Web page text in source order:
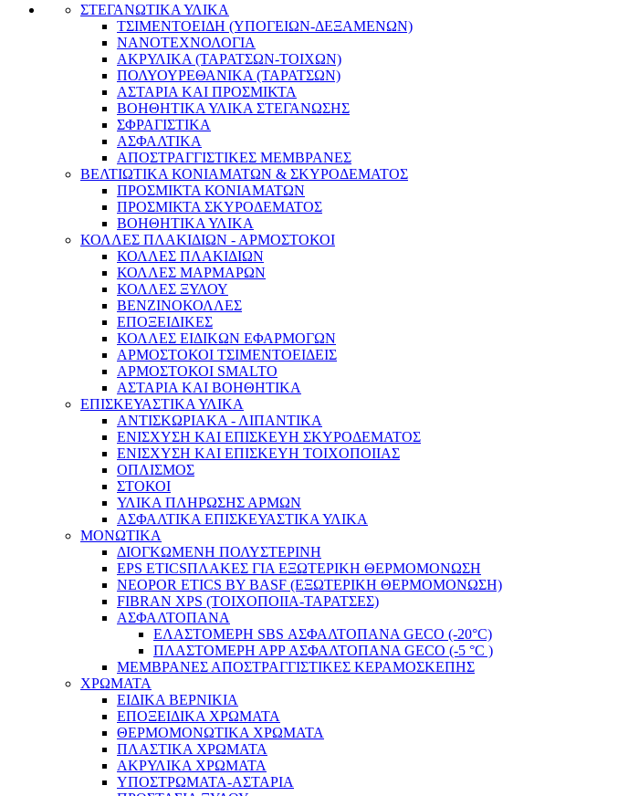
ΣΤΕΓΑΝΩΤΙΚΑ ΥΛΙΚΑ
ΤΣΙΜΕΝΤΟΕΙΔΗ (ΥΠΟΓΕΙΩΝ-ΔΕΞΑΜΕΝΩΝ)
ΝΑΝΟΤΕΧΝΟΛΟΓΙΑ
ΑΚΡΥΛΙΚΑ (ΤΑΡΑΤΣΩΝ-ΤΟΙΧΩΝ)
ΠΟΛΥΟΥΡΕΘΑΝΙΚΑ (ΤΑΡΑΤΣΩΝ)
ΑΣΤΑΡΙΑ ΚΑΙ ΠΡΟΣΜΙΚΤΑ
BΟΗΘΗΤΙΚΑ ΥΛΙΚΑ ΣΤΕΓΑΝΩΣΗΣ
ΣΦΡΑΓΙΣΤΙΚΑ
ΑΣΦΑΛΤΙΚΑ
ΑΠΟΣΤΡΑΓΓΙΣΤΙΚΕΣ ΜΕΜΒΡΑΝΕΣ
ΒΕΛΤΙΩΤΙΚΑ ΚΟΝΙΑΜΑΤΩΝ & ΣΚΥΡΟΔΕΜΑΤΟΣ
ΠΡΟΣΜΙΚΤΑ ΚΟΝΙΑΜΑΤΩΝ
ΠΡΟΣΜΙΚΤΑ ΣΚΥΡΟΔΕΜΑΤΟΣ
ΒΟΗΘΗΤΙΚΑ ΥΛΙΚΑ
ΚΟΛΛΕΣ ΠΛΑΚΙΔΙΩΝ - ΑΡΜΟΣΤΟΚΟΙ
ΚΟΛΛΕΣ ΠΛΑΚΙΔΙΩΝ
ΚΟΛΛΕΣ ΜΑΡΜΑΡΩΝ
ΚΟΛΛΕΣ ΞΥΛΟΥ
ΒΕΝΖΙΝΟΚΟΛΛΕΣ
ΕΠΟΞΕΙΔΙΚΕΣ
ΚΟΛΛΕΣ ΕΙΔΙΚΩΝ ΕΦΑΡΜΟΓΩΝ
ΑΡΜΟΣΤΟΚΟΙ ΤΣΙΜΕΝΤΟΕΙΔΕΙΣ
ΑΡΜΟΣΤΟΚΟΙ SMALTO
ΑΣΤΑΡΙΑ ΚΑΙ ΒΟΗΘΗΤΙΚΑ
ΕΠΙΣΚΕΥΑΣΤΙΚΑ ΥΛΙΚΑ
ΑΝΤΙΣΚΩΡΙΑΚΑ - ΛΙΠΑΝΤΙΚΑ
ΕΝΙΣΧΥΣΗ ΚΑΙ ΕΠΙΣΚΕΥΗ ΣΚΥΡΟΔΕΜΑΤΟΣ
ΕΝΙΣΧΥΣΗ ΚΑΙ ΕΠΙΣΚΕΥΗ ΤΟΙΧΟΠΟΙΙΑΣ
ΟΠΛΙΣΜΟΣ
ΣΤΟΚΟΙ
ΥΛΙΚΑ ΠΛΗΡΩΣΗΣ ΑΡΜΩΝ
ΑΣΦΑΛΤΙΚΑ ΕΠΙΣΚΕΥΑΣΤΙΚΑ ΥΛΙΚΑ
ΜΟΝΩΤΙΚΑ
ΔΙΟΓΚΩΜΕΝΗ ΠΟΛΥΣΤΕΡΙΝΗ
EPS ETICSΠΛΑΚΕΣ ΓΙΑ ΕΞΩΤΕΡΙΚΗ ΘΕΡΜΟΜΟΝΩΣΗ
NEOPOR ETICS BY BASF (ΕΞΩΤΕΡΙΚΗ ΘΕΡΜΟΜΟΝΩΣΗ)
FIBRAN XPS (ΤΟΙΧΟΠΟΙΙΑ-ΤΑΡΑΤΣΕΣ)
ΑΣΦΑΛΤΟΠΑΝΑ
ΕΛΑΣΤΟΜΕΡΗ SBS ΑΣΦΑΛΤΟΠΑΝΑ GECO (-20°C)
ΠΛΑΣΤΟΜΕΡΗ ΑPP ΑΣΦΑΛΤΟΠΑΝΑ GECO (-5 °C )
ΜΕΜΒΡΑΝΕΣ ΑΠΟΣΤΡΑΓΓΙΣΤΙΚΕΣ ΚΕΡΑΜΟΣΚΕΠΗΣ
ΧΡΩΜΑΤΑ
EIΔΙΚA ΒΕΡΝΙΚΙΑ
ΕΠΟΞΕΙΔΙΚΑ ΧΡΩΜΑΤΑ
ΘΕΡΜΟΜΟΝΩΤΙΚΑ ΧΡΩΜΑΤΑ
ΠΛΑΣΤΙΚΑ ΧΡΩΜΑΤΑ
ΑΚΡΥΛΙΚΑ ΧΡΩΜΑΤΑ
ΥΠΟΣΤΡΩΜΑΤΑ-ΑΣΤΑΡΙΑ